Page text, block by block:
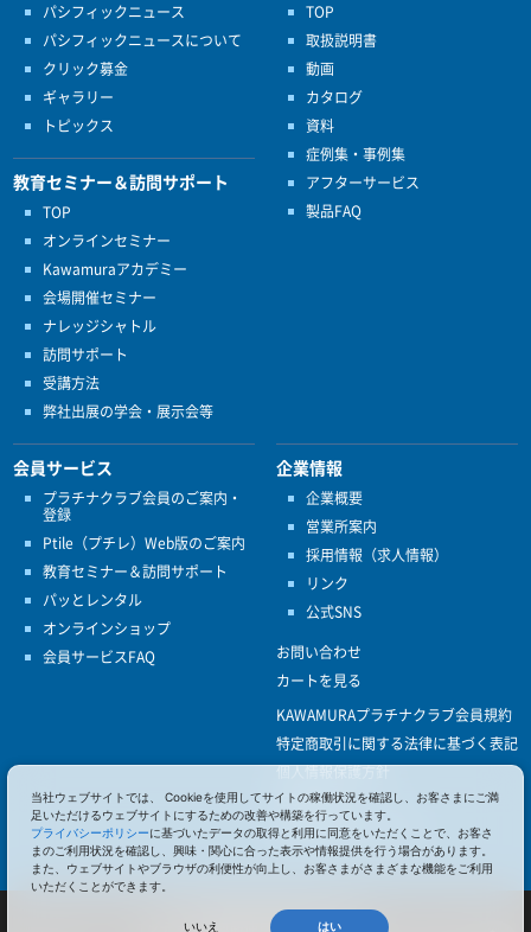
パシフィックニュース
パシフィックニュースについて
クリック募金
ギャラリー
トピックス
教育セミナー＆訪問サポート
TOP
オンラインセミナー
Kawamuraアカデミー
会場開催セミナー
ナレッジシャトル
訪問サポート
受講方法
弊社出展の学会・展示会等
TOP
取扱説明書
動画
カタログ
資料
症例集・事例集
アフターサービス
製品FAQ
会員サービス
プラチナクラブ会員のご案内・
登録
Ptile（プチレ）Web版のご案内
教育セミナー＆訪問サポート
パッとレンタル
オンラインショップ
会員サービスFAQ
企業情報
企業概要
営業所案内
採用情報（求人情報）
リンク
公式SNS
お問い合わせ
カートを見る
KAWAMURAプラチナクラブ会員規約
特定商取引に関する法律に基づく表記
個人情報保護方針
ISO9001
健康経営優良法人認定
© 2017 Pacific Supply Co.,Ltd.
当社ウェブサイトでは、 Cookieを使用してサイトの稼働状況を確認し、お客さまにご満
足いただけるウェブサイトにするための改善や構築を行っています。
プライバシーポリシーに基づいたデータの取得と利用に同意をいただくことで、お客さ
まのご利用状況を確認し、興味・関心に合った表示や情報提供を行う場合があります。
また、ウェブサイトやブラウザの利便性が向上し、お客さまがさまざまな機能をご利用
いただくことができます。
いいえ はい